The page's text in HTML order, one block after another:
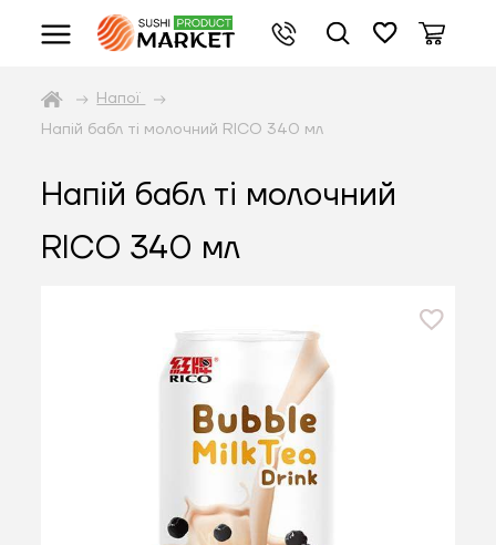
Напої
Напій бабл ті молочний RICO 340 мл
Напій бабл ті молочний
RICO 340 мл